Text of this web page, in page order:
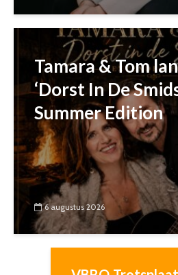
Tamara & Tom
‘Dorst In De
Summer Edition
6 augustus 2026